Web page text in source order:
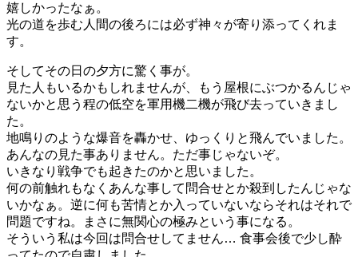
嬉しかったなぁ。
光の道を歩む人間の後ろには必ず神々が寄り添ってくれま
す。
そしてその日の夕方に驚く事が。
見た人もいるかもしれませんが、もう屋根にぶつかるんじゃ
ないかと思う程の低空を軍用機二機が飛び去っていきまし
た。
地鳴りのような爆音を轟かせ、ゆっくりと飛んでいました。
あんなの見た事ありません。ただ事じゃないぞ。
いきなり戦争でも起きたのかと思いました。
何の前触れもなくあんな事して問合せとか殺到したんじゃな
いかなぁ。逆に何も苦情とか入っていないならそれはそれで
問題ですね。まさに無関心の極みという事になる。
そういう私は今回は問合せしてません… 食事会後で少し酔